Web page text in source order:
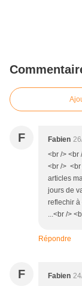
F Fabien
<br /> <br
<br /> <br
articles
jours de
reflechir à
...<br />
Répondre
F Fabien